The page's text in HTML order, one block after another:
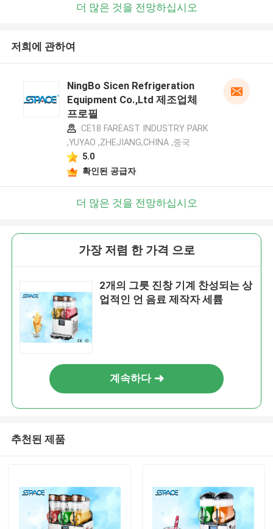
더 많은 것을 전망하십시오
저희에 관하여
NingBo Sicen Refrigeration
Equipment Co.,Ltd 제조업체
프로필
CE18 FAREAST INDUSTRY PARK
,YUYAO ,ZHEJIANG,CHINA ,중국
5.0
확인된 공급자
더 많은 것을 전망하십시오
가장 저렴 한 가격 으로
2개의 그릇 진창 기계 찬성되는 상
업적인 언 음료 제작자 세륨
계속하다
추천된 제품